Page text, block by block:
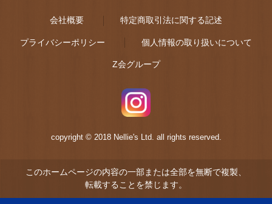
会社概要 特定商取引法に関する記述
プライバシーポリシー 個人情報の取り扱いについて
Z会グループ
copyright © 2018 Nellie's Ltd. all rights reserved.
このホームページの内容の一部または全部を無断で複製、
転載することを禁じます。